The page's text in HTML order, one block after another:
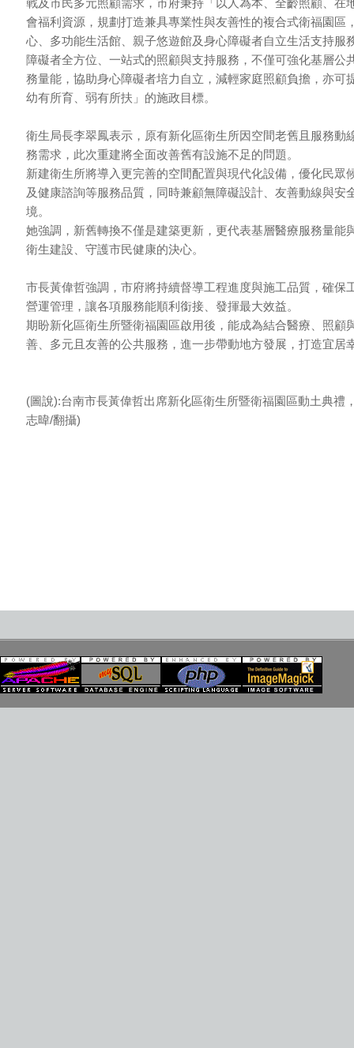
戰及市民多元照顧需求，市府秉持「以人為本、全齡照顧、在
會福利資源，規劃打造兼具專業性與友善性的複合式衛福園區
心、多功能生活館、親子悠遊館及身心障礙者自立生活支持服
障礙者全方位、一站式的照顧與支持服務，不僅可強化基層
務量能，協助身心障礙者培力自立，減輕家庭照顧負擔，亦可
幼有所育、弱有所扶」的施政目標。
衛生局長李翠鳳表示，原有新化區衛生所因空間老舊且服務動
務需求，此次重建將全面改善舊有設施不足的問題。
新建衛生所將導入更完善的空間配置與現代化設備，優化民眾
及健康諮詢等服務品質，同時兼顧無障礙設計、友善動線與安
境。
她強調，新舊轉換不僅是建築更新，更代表基層醫療服務量能
衛生建設、守護市民健康的決心。
市長黃偉哲強調，市府將持續督導工程進度與施工品質，確保
營運管理，讓各項服務能順利銜接、發揮最大效益。
期盼新化區衛生所暨衛福園區啟用後，能成為結合醫療、照顧
善、多元且友善的公共服務，進一步帶動地方發展，打造宜居
(圖說):台南市長黃偉哲出席新化區衛生所暨衛福園區動土典禮
志暐/翻攝)